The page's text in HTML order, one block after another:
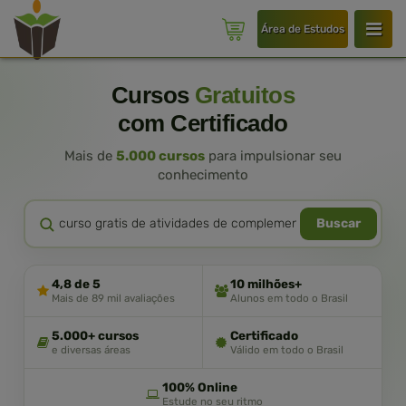
Área de Estudos
Cursos Gratuitos
com Certificado
Mais de 5.000 cursos para impulsionar seu
conhecimento
Buscar
4,8 de 5
Mais de 89 mil avaliações
10 milhões+
Alunos em todo o Brasil
5.000+ cursos
e diversas áreas
Certificado
Válido em todo o Brasil
100% Online
Estude no seu ritmo